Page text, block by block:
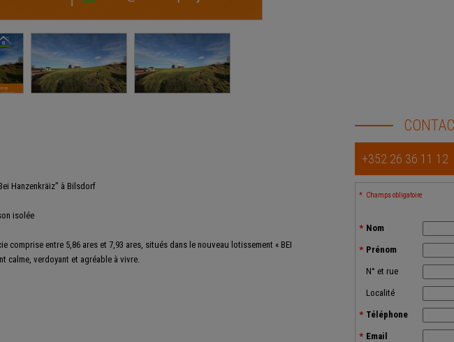
Hanzenkräiz" à Bilsdorf
isolée
comprise entre 5,86 ares et 7,93 ares, situés dans le nouveau lotissement « BEI
calme, verdoyant et agréable à vivre.
+352 26 36 11 12
Champs obligatoire
Nom
Prénom
N° et rue
Localité
Téléphone
Email